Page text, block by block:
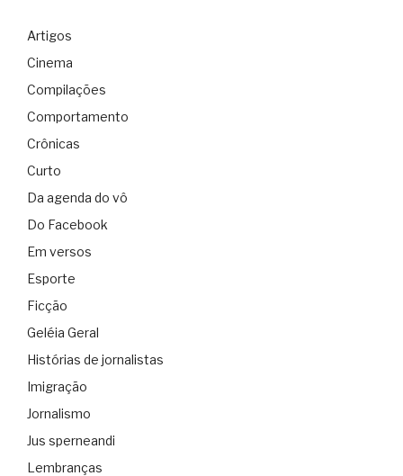
Artigos
Cinema
Compilações
Comportamento
Crônicas
Curto
Da agenda do vô
Do Facebook
Em versos
Esporte
Ficção
Geléia Geral
Histórias de jornalistas
Imigração
Jornalismo
Jus sperneandi
Lembranças